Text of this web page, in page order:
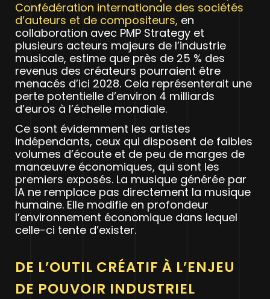
Confédération internationale des sociétés
d’auteurs et de compositeurs, en
collaboration avec PMP Strategy et
plusieurs acteurs majeurs de l’industrie
musicale, estime que près de 25 % des
revenus des créateurs pourraient être
menacés d’ici 2028. Cela représenterait une
perte potentielle d’environ 4 milliards
d’euros à l’échelle mondiale.
Ce sont évidemment les artistes
indépendants, ceux qui disposent de faibles
volumes d’écoute et de peu de marges de
manœuvre économiques, qui sont les
premiers exposés. La musique générée par
IA ne remplace pas directement la musique
humaine. Elle modifie en profondeur
l’environnement économique dans lequel
celle-ci tente d’exister.
DE L’OUTIL CRÉATIF À L’ENJEU
DE POUVOIR INDUSTRIEL